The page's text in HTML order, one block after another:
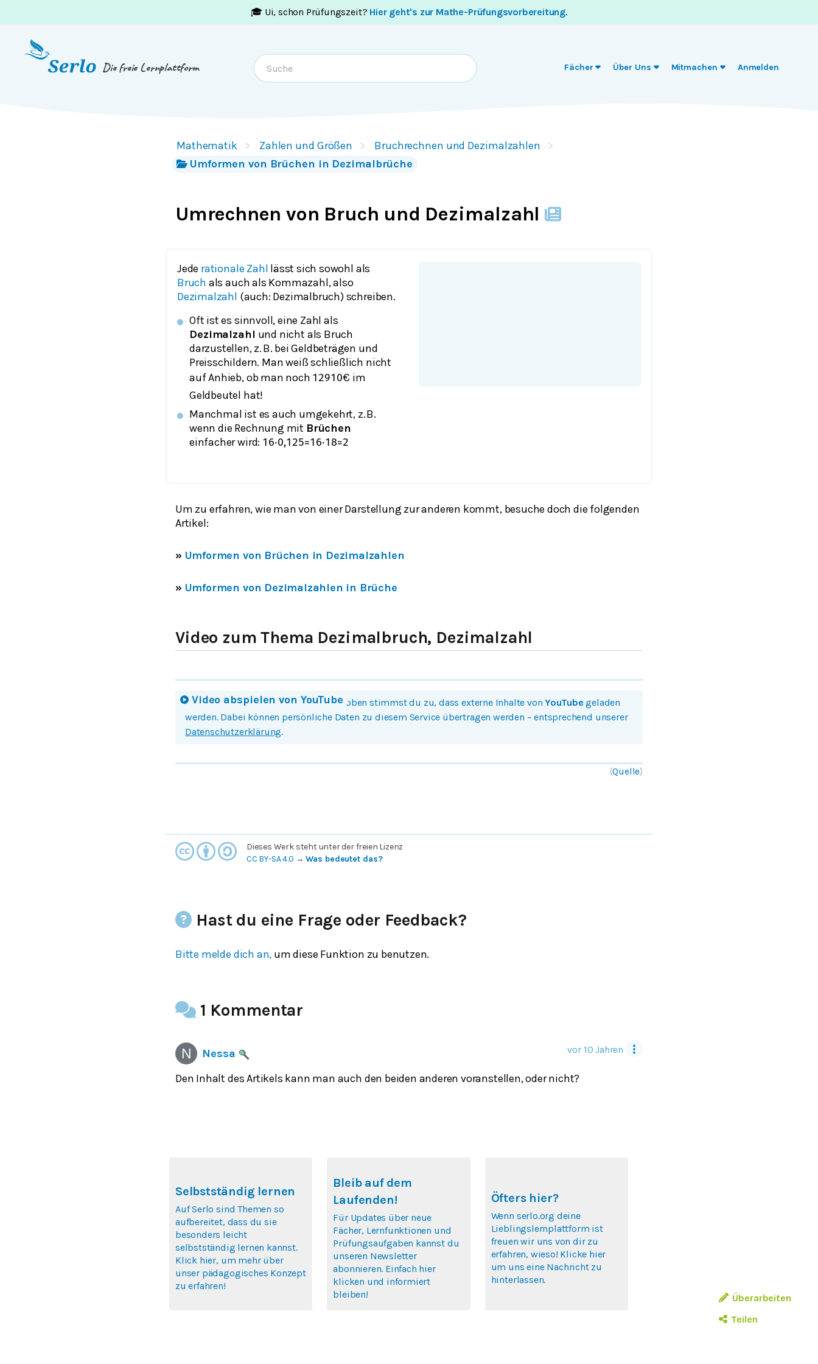
🎓 Ui, schon Prüfungszeit? Hier geht's zur Mathe-Prüfungsvorbereitung.
Die freie Lernplattform Fächer Über Uns Mitmachen Anmelden
Mathematik Zahlen und Größen
Bruchrechnen und Dezimalzahlen
Umformen von Brüchen in Dezimalbrüche
Umrechnen von Bruch und Dezimalzahl
Jede rationale Zahl lässt sich sowohl als
Bruch als auch als Kommazahl, also
Dezimalzahl (auch: Dezimalbruch) schreiben.
Oft ist es sinnvoll, eine Zahl als
Dezimalzahl und nicht als Bruch
darzustellen, z. B. bei Geldbeträgen und
Preisschildern. Man weiß schließlich nicht
auf Anhieb, ob man noch 12910€ im
Geldbeutel hat!
Manchmal ist es auch umgekehrt, z. B.
wenn die Rechnung mit Brüchen
einfacher wird: 16⋅0,125=16⋅1 8=2
Um zu erfahren, wie man von einer Darstellung zur anderen kommt, besuche doch die folgenden
Artikel:
» Umformen von Brüchen in Dezimalzahlen
» Umformen von Dezimalzahlen in Brüche
Video zum Thema Dezimalbruch, Dezimalzahl
Video abspielen von YouTube
Mit einem Klick auf Bild oder Button oben stimmst du zu, dass externe Inhalte vonYouTube geladen
werden. Dabei können persönliche Daten zu diesem Service übertragen werden – entsprechend unserer
Datenschutzerklärung.
(Quelle)
Überarbeiten
Teilen
Dieses Werk steht unter der freien Lizenz
CC BY-SA 4.0 →Was bedeutet das?
Hast du eine Frage oder Feedback?
Bitte melde dich an, um diese Funktion zu benutzen.
1 Kommentar
Nessa vor 10 Jahren
Den Inhalt des Artikels kann man auch den beiden anderen voranstellen, oder nicht?
Selbstständig lernen
Auf Serlo sind Themen so
aufbereitet, dass du sie
besonders leicht
selbstständig lernen kannst.
Klick hier, um mehr über
unser pädagogisches Konzept
zu erfahren!
Bleib auf dem
Laufenden!
Für Updates über neue
Fächer, Lernfunktionen und
Prüfungsaufgaben kannst du
unseren Newsletter
abonnieren. Einfach hier
klicken und informiert
bleiben!
Öfters hier?
Wenn serlo.org deine
Lieblingslernplattform ist
freuen wir uns von dir zu
erfahren, wieso! Klicke hier
um uns eine Nachricht zu
hinterlassen.